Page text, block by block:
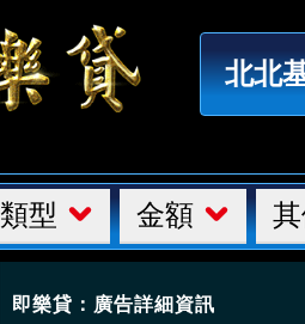
「台北借
北北
類型 金額
即樂貸： 廣告詳細資訊